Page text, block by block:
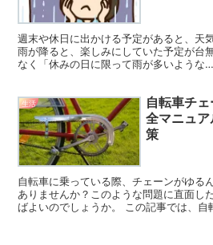
週末や休日に出かける予定があると、天
雨が降ると、楽しみにしていた予定が台
なく「休みの日に限って雨が多いような
生活
自転車チ
全マニュ
策
自転車に乗っている際、チェーンがゆる
ありませんか？このような問題に直面し
ばよいのでしょうか。 この記事では、自